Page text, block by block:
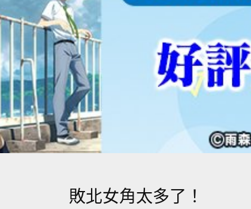
敗北女角太多了！